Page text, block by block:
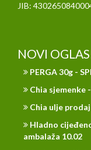
JIB:
NOVI
PERGA 30g -
Chia sjemenke
Chia ulje
Hladno
ambalaža 10.02